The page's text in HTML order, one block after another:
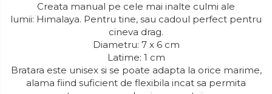
Creata manual pe cele mai inalte culmi ale
lumii: Himalaya. Pentru tine, sau cadoul perfect pentru
cineva drag.
Diametru: 7 x 6 cm
Latime: 1 cm
Bratara este unisex si se poate adapta la orice marime,
alama fiind suficient de flexibila incat sa permita